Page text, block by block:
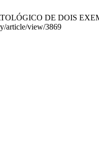
DE DOIS
article/view/3869